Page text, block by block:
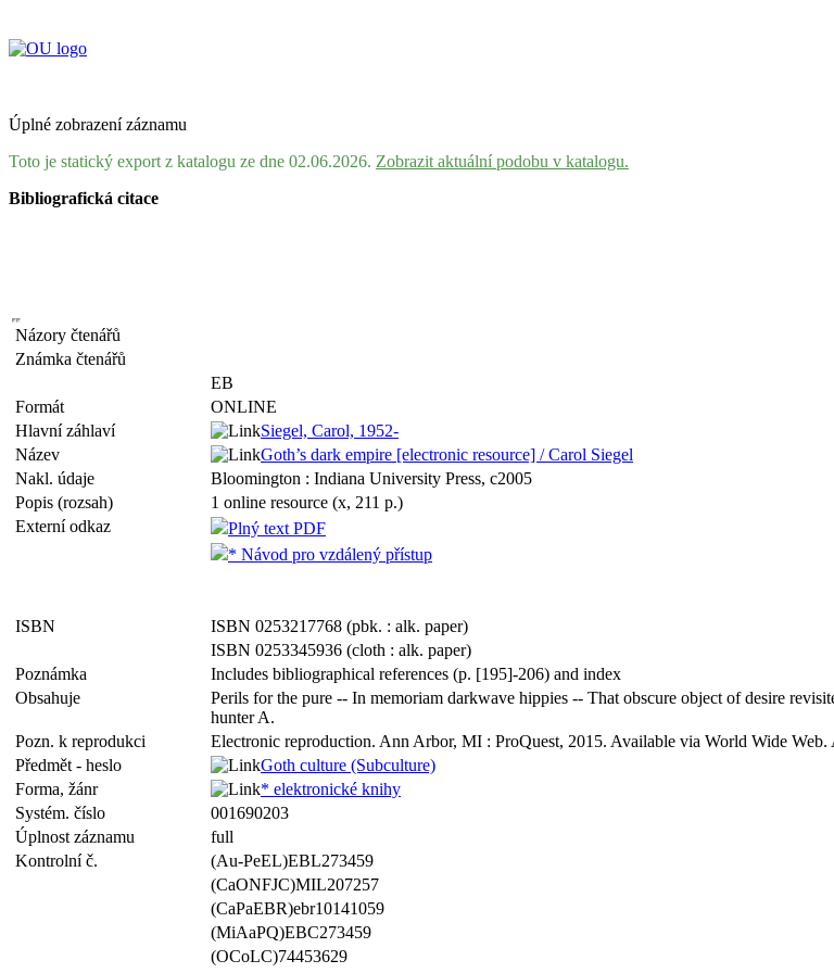
Úplné zobrazení záznamu
Toto je statický export z katalogu ze dne 02.06.2026. Zobrazit aktuální podobu v katalogu.
Bibliografická citace
Názory čtenářů
Známka čtenářů
EB
Formát
ONLINE
Hlavní záhlaví
Siegel, Carol, 1952-
Název
Goth’s dark empire [electronic resource] / Carol Siegel
Nakl. údaje
Bloomington : Indiana University Press, c2005
Popis (rozsah)
1 online resource (x, 211 p.)
Externí odkaz
Plný text PDF
* Návod pro vzdálený přístup
ISBN
ISBN 0253217768 (pbk. : alk. paper)
ISBN 0253345936 (cloth : alk. paper)
Poznámka
Includes bibliographical references (p. [195]-206) and index
Obsahuje
Perils for the pure -- In memoriam darkwave hippies -- That obscure object of desire
hunter A.
Pozn. k reprodukci
Electronic reproduction. Ann Arbor, MI : ProQuest, 2015. Available via World Wide
Předmět - heslo
Goth culture (Subculture)
Forma, žánr
* elektronické knihy
Systém. číslo
001690203
Úplnost záznamu
full
Kontrolní č.
(Au-PeEL)EBL273459
(CaONFJC)MIL207257
(CaPaEBR)ebr10141059
(MiAaPQ)EBC273459
(OCoLC)74453629